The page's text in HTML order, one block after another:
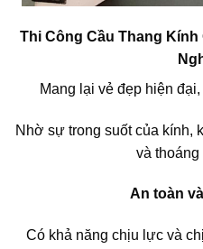
Thi Công Cầu Thang Kính
Mang lại vẻ đẹp hiện
Nhờ sự trong suốt của kính,
và
An toàn
Có khả năng chịu lực và